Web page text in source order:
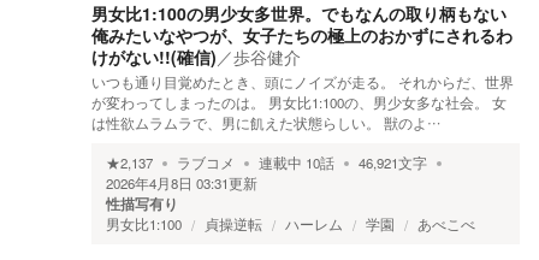
男女比1:100の男少女多世界。でもなんの取り柄もない
俺みたいなやつが、女子たちの極上のおかずにされるわ
けがない!!(確信)／歩谷健介
いつも通り目覚めたとき、頭にノイズが走る。 それからだ、世界
が変わってしまったのは。 男女比1:100の、男少女多な社会。 女
は性欲ムラムラで、男に飢えた状態らしい。 獣のよ…
★2,137 ラブコメ 連載中 10話 46,921文字
2026年4月8日 03:31更新
性描写有り
男女比1:100 貞操逆転 ハーレム 学園 あべこべ